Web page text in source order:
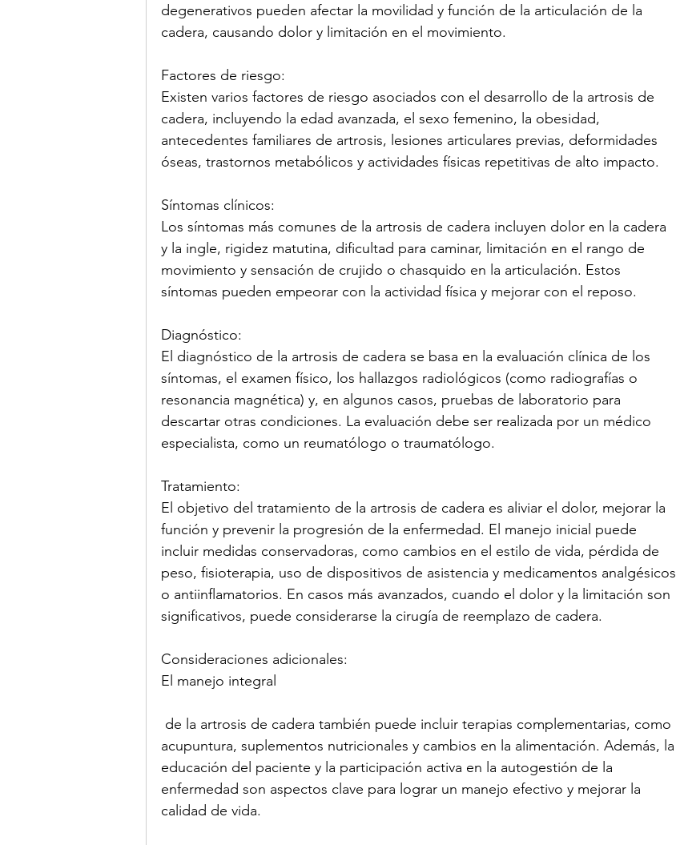
degenerativos pueden afectar la movilidad y función de la articulación de la
cadera, causando dolor y limitación en el movimiento.
Factores de riesgo:
Existen varios factores de riesgo asociados con el desarrollo de la artrosis de
cadera, incluyendo la edad avanzada, el sexo femenino, la obesidad,
antecedentes familiares de artrosis, lesiones articulares previas, deformidades
óseas, trastornos metabólicos y actividades físicas repetitivas de alto impacto.
Síntomas clínicos:
Los síntomas más comunes de la artrosis de cadera incluyen dolor en la cadera
y la ingle, rigidez matutina, dificultad para caminar, limitación en el rango de
movimiento y sensación de crujido o chasquido en la articulación. Estos
síntomas pueden empeorar con la actividad física y mejorar con el reposo.
Diagnóstico:
El diagnóstico de la artrosis de cadera se basa en la evaluación clínica de los
síntomas, el examen físico, los hallazgos radiológicos (como radiografías o
resonancia magnética) y, en algunos casos, pruebas de laboratorio para
descartar otras condiciones. La evaluación debe ser realizada por un médico
especialista, como un reumatólogo o traumatólogo.
Tratamiento:
El objetivo del tratamiento de la artrosis de cadera es aliviar el dolor, mejorar la
función y prevenir la progresión de la enfermedad. El manejo inicial puede
incluir medidas conservadoras, como cambios en el estilo de vida, pérdida de
peso, fisioterapia, uso de dispositivos de asistencia y medicamentos analgésicos
o antiinflamatorios. En casos más avanzados, cuando el dolor y la limitación son
significativos, puede considerarse la cirugía de reemplazo de cadera.
Consideraciones adicionales:
El manejo integral
acupuntura, suplementos nutricionales y cambios en la alimentación. Además, la
educación del paciente y la participación activa en la autogestión de la
enfermedad son aspectos clave para lograr un manejo efectivo y mejorar la
calidad de vida.